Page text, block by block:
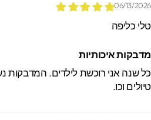
06/13/
כליפה
איכותיות
שנה אני רוכשת לילדים. המדבקות
וכו.